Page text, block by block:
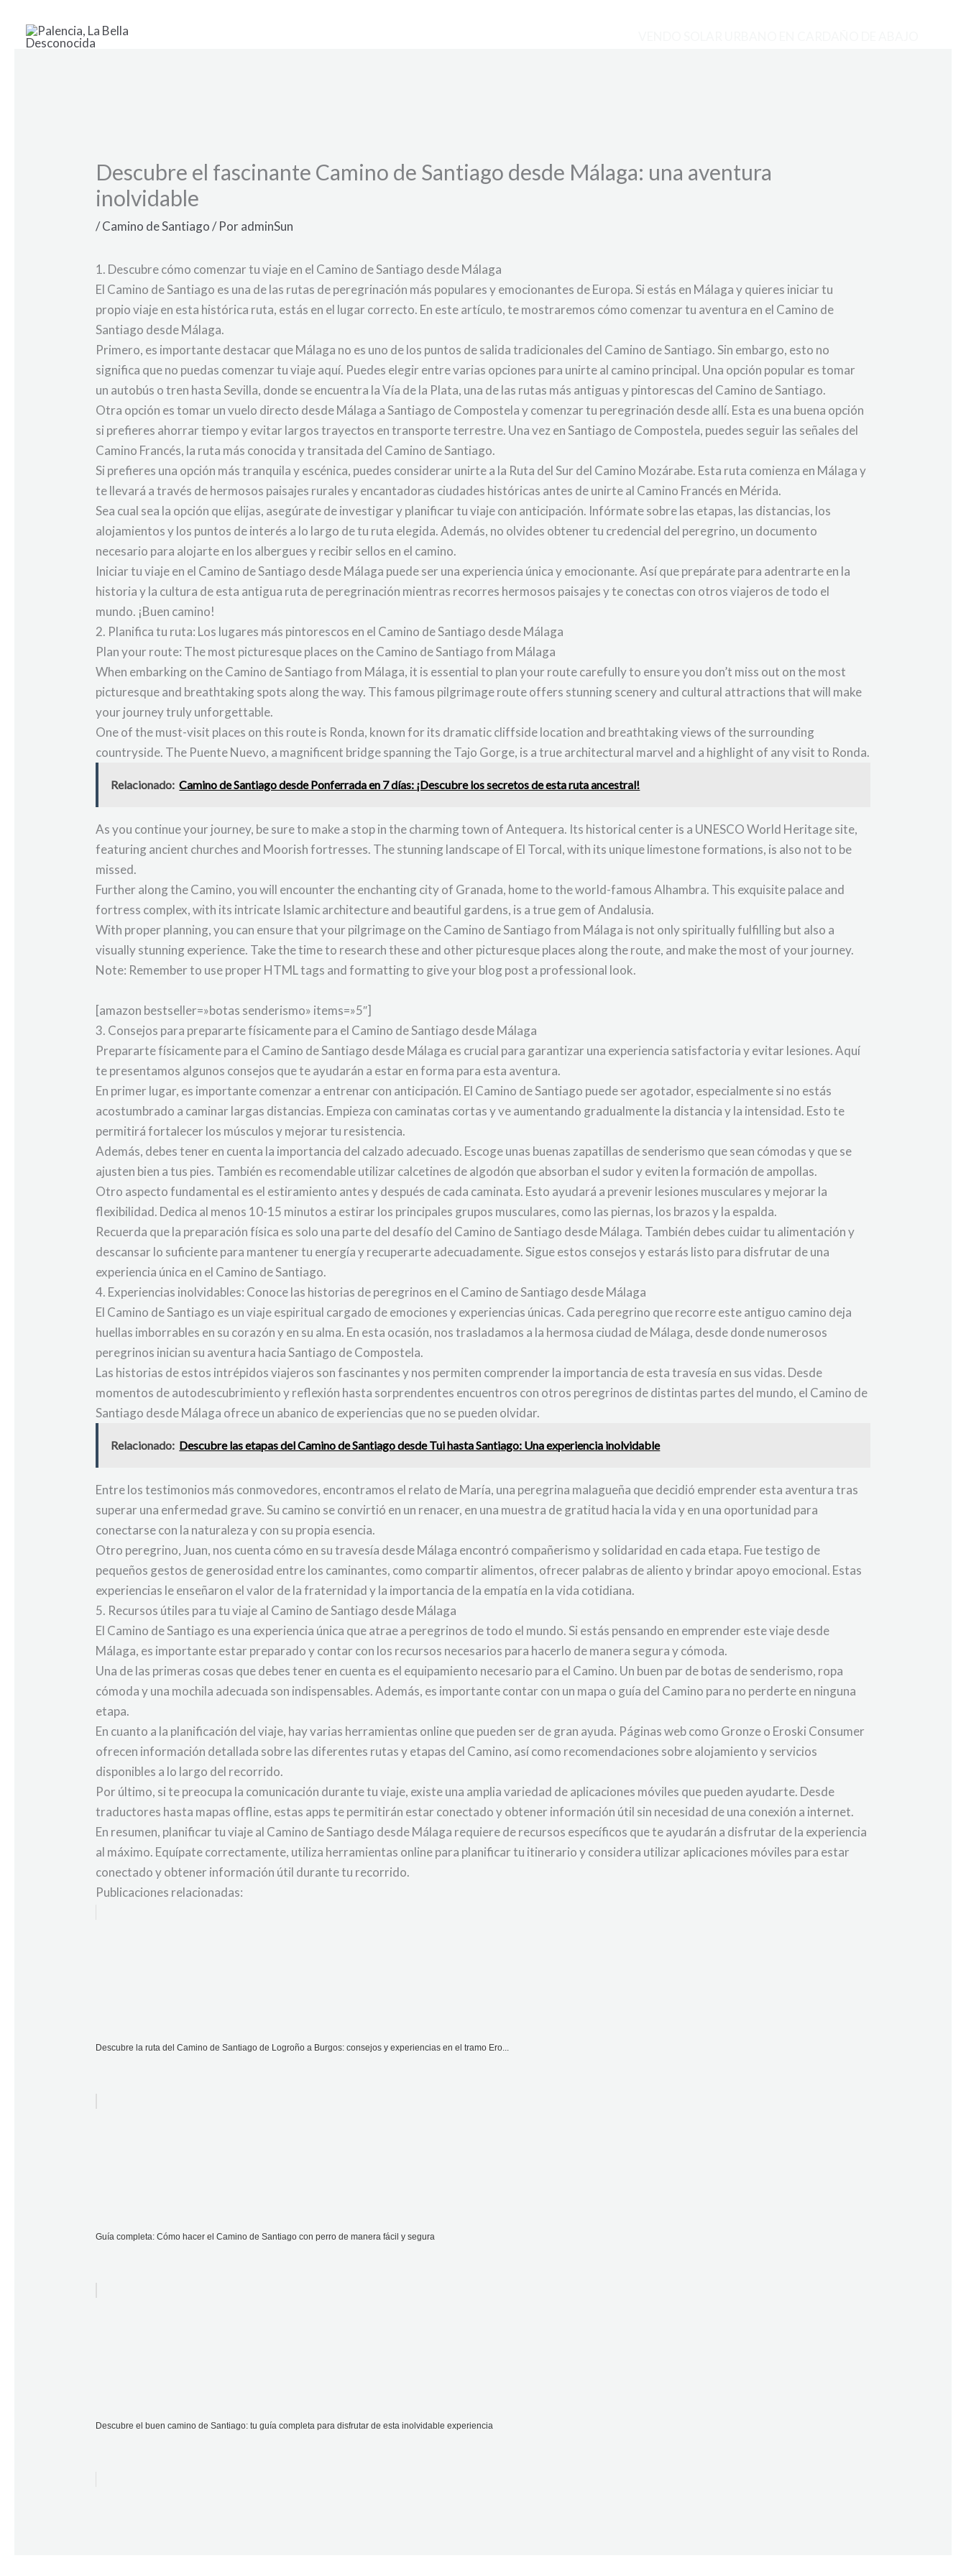
contenido
Descubre el fascinante Camino de Santiago desde Málaga: una aventura
inolvidable
/Camino de Santiago/ PoradminSun
1. Descubre cómo comenzar tu viaje en el Camino de Santiago desde Málaga
El Camino de Santiago es una de las rutas de peregrinación más populares y emocionantes de Europa. Si estás en Málaga y quieres iniciar tu
propio viaje en esta histórica ruta, estás en el lugar correcto. En este artículo, te mostraremos cómo comenzar tu aventura en el Camino de
Santiago desde Málaga.
Primero, es importante destacar que Málaga no es uno de los puntos de salida tradicionales del Camino de Santiago. Sin embargo, esto no
significa que no puedas comenzar tu viaje aquí. Puedes elegir entre varias opciones para unirte al camino principal. Una opción popular es tomar
un autobús o tren hasta Sevilla, donde se encuentra la Vía de la Plata, una de las rutas más antiguas y pintorescas del Camino de Santiago.
Otra opción es tomar un vuelo directo desde Málaga a Santiago de Compostela y comenzar tu peregrinación desde allí. Esta es una buena opción
si prefieres ahorrar tiempo y evitar largos trayectos en transporte terrestre. Una vez en Santiago de Compostela, puedes seguir las señales del
Camino Francés, la ruta más conocida y transitada del Camino de Santiago.
Si prefieres una opción más tranquila y escénica, puedes considerar unirte a la Ruta del Sur del Camino Mozárabe. Esta ruta comienza en Málaga y
te llevará a través de hermosos paisajes rurales y encantadoras ciudades históricas antes de unirte al Camino Francés en Mérida.
Sea cual sea la opción que elijas, asegúrate de investigar y planificar tu viaje con anticipación. Infórmate sobre las etapas, las distancias, los
alojamientos y los puntos de interés a lo largo de tu ruta elegida. Además, no olvides obtener tu credencial del peregrino, un documento
necesario para alojarte en los albergues y recibir sellos en el camino.
Iniciar tu viaje en el Camino de Santiago desde Málaga puede ser una experiencia única y emocionante. Así que prepárate para adentrarte en la
historia y la cultura de esta antigua ruta de peregrinación mientras recorres hermosos paisajes y te conectas con otros viajeros de todo el
mundo. ¡Buen camino!
2. Planifica tu ruta: Los lugares más pintorescos en el Camino de Santiago desde Málaga
Plan your route: The most picturesque places on the Camino de Santiago from Málaga
When embarking on the Camino de Santiago from Málaga, it is essential to plan your route carefully to ensure you don’t miss out on the most
picturesque and breathtaking spots along the way. This famous pilgrimage route offers stunning scenery and cultural attractions that will make
your journey truly unforgettable.
One of the must-visit places on this route is Ronda, known for its dramatic cliffside location and breathtaking views of the surrounding
countryside. The Puente Nuevo, a magnificent bridge spanning the Tajo Gorge, is a true architectural marvel and a highlight of any visit to Ronda.
Relacionado: Camino de Santiago desde Ponferrada en 7 días: ¡Descubre los secretos de esta ruta ancestral!
As you continue your journey, be sure to make a stop in the charming town of Antequera. Its historical center is a UNESCO World Heritage site,
featuring ancient churches and Moorish fortresses. The stunning landscape of El Torcal, with its unique limestone formations, is also not to be
missed.
Further along the Camino, you will encounter the enchanting city of Granada, home to the world-famous Alhambra. This exquisite palace and
fortress complex, with its intricate Islamic architecture and beautiful gardens, is a true gem of Andalusia.
With proper planning, you can ensure that your pilgrimage on the Camino de Santiago from Málaga is not only spiritually fulfilling but also a
visually stunning experience. Take the time to research these and other picturesque places along the route, and make the most of your journey.
Note: Remember to use proper HTML tags and formatting to give your blog post a professional look.
[amazon bestseller=»botas senderismo» items=»5″]
3. Consejos para prepararte físicamente para el Camino de Santiago desde Málaga
Prepararte físicamente para el Camino de Santiago desde Málaga es crucial para garantizar una experiencia satisfactoria y evitar lesiones. Aquí
te presentamos algunos consejos que te ayudarán a estar en forma para esta aventura.
En primer lugar, es importante comenzar a entrenar con anticipación. El Camino de Santiago puede ser agotador, especialmente si no estás
acostumbrado a caminar largas distancias. Empieza con caminatas cortas y ve aumentando gradualmente la distancia y la intensidad. Esto te
permitirá fortalecer los músculos y mejorar tu resistencia.
Además, debes tener en cuenta la importancia del calzado adecuado. Escoge unas buenas zapatillas de senderismo que sean cómodas y que se
ajusten bien a tus pies. También es recomendable utilizar calcetines de algodón que absorban el sudor y eviten la formación de ampollas.
Otro aspecto fundamental es el estiramiento antes y después de cada caminata. Esto ayudará a prevenir lesiones musculares y mejorar la
flexibilidad. Dedica al menos 10-15 minutos a estirar los principales grupos musculares, como las piernas, los brazos y la espalda.
Recuerda que la preparación física es solo una parte del desafío del Camino de Santiago desde Málaga. También debes cuidar tu alimentación y
descansar lo suficiente para mantener tu energía y recuperarte adecuadamente. Sigue estos consejos y estarás listo para disfrutar de una
experiencia única en el Camino de Santiago.
4. Experiencias inolvidables: Conoce las historias de peregrinos en el Camino de Santiago desde Málaga
El Camino de Santiago es un viaje espiritual cargado de emociones y experiencias únicas. Cada peregrino que recorre este antiguo camino deja
huellas imborrables en su corazón y en su alma. En esta ocasión, nos trasladamos a la hermosa ciudad de Málaga, desde donde numerosos
peregrinos inician su aventura hacia Santiago de Compostela.
Las historias de estos intrépidos viajeros son fascinantes y nos permiten comprender la importancia de esta travesía en sus vidas. Desde
momentos de autodescubrimiento y reflexión hasta sorprendentes encuentros con otros peregrinos de distintas partes del mundo, el Camino de
Santiago desde Málaga ofrece un abanico de experiencias que no se pueden olvidar.
Relacionado: Descubre las etapas del Camino de Santiago desde Tui hasta Santiago: Una experiencia inolvidable
Entre los testimonios más conmovedores, encontramos el relato de María, una peregrina malagueña que decidió emprender esta aventura tras
superar una enfermedad grave. Su camino se convirtió en un renacer, en una muestra de gratitud hacia la vida y en una oportunidad para
conectarse con la naturaleza y con su propia esencia.
Otro peregrino, Juan, nos cuenta cómo en su travesía desde Málaga encontró compañerismo y solidaridad en cada etapa. Fue testigo de
pequeños gestos de generosidad entre los caminantes, como compartir alimentos, ofrecer palabras de aliento y brindar apoyo emocional. Estas
experiencias le enseñaron el valor de la fraternidad y la importancia de la empatía en la vida cotidiana.
5. Recursos útiles para tu viaje al Camino de Santiago desde Málaga
El Camino de Santiago es una experiencia única que atrae a peregrinos de todo el mundo. Si estás pensando en emprender este viaje desde
Málaga, es importante estar preparado y contar con los recursos necesarios para hacerlo de manera segura y cómoda.
Una de las primeras cosas que debes tener en cuenta es el equipamiento necesario para el Camino. Un buen par de botas de senderismo, ropa
cómoda y una mochila adecuada son indispensables. Además, es importante contar con un mapa o guía del Camino para no perderte en ninguna
etapa.
En cuanto a la planificación del viaje, hay varias herramientas online que pueden ser de gran ayuda. Páginas web como Gronze o Eroski Consumer
ofrecen información detallada sobre las diferentes rutas y etapas del Camino, así como recomendaciones sobre alojamiento y servicios
disponibles a lo largo del recorrido.
Por último, si te preocupa la comunicación durante tu viaje, existe una amplia variedad de aplicaciones móviles que pueden ayudarte. Desde
traductores hasta mapas offline, estas apps te permitirán estar conectado y obtener información útil sin necesidad de una conexión a internet.
En resumen, planificar tu viaje al Camino de Santiago desde Málaga requiere de recursos específicos que te ayudarán a disfrutar de la experiencia
al máximo. Equípate correctamente, utiliza herramientas online para planificar tu itinerario y considera utilizar aplicaciones móviles para estar
conectado y obtener información útil durante tu recorrido.
Publicaciones relacionadas:
Descubre la ruta del Camino de Santiago de Logroño a Burgos: consejos y experiencias en el tramo Ero...
Guía completa: Cómo hacer el Camino de Santiago con perro de manera fácil y segura
Descubre el buen camino de Santiago: tu guía completa para disfrutar de esta inolvidable experiencia